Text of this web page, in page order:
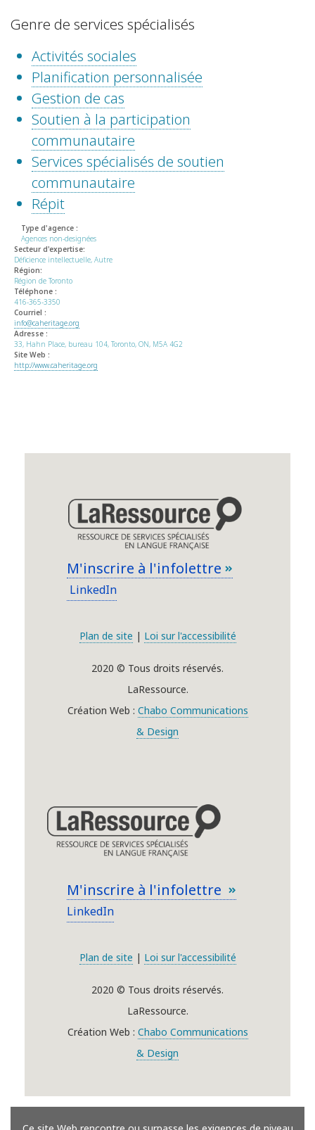
Genre de services spécialisés
Activités sociales
Planification personnalisée
Gestion de cas
Soutien à la participation
communautaire
Services spécialisés de soutien
communautaire
Répit
Type d'agence :
Agences non-designées
Secteur d'expertise:
Déficience intellectuelle, Autre
Région:
Région de Toronto
Téléphone :
416-365-3350
Courriel :
info@caheritage.org
Adresse :
33, Hahn Place, bureau 104, Toronto, ON, M5A 4G2
Site Web :
http://www.caheritage.org
M'inscrire à l'infolettre
LinkedIn
Plan de site | Loi sur l'accessibilité
2020 © Tous droits réservés.
LaRessource.
Création Web : Chabo Communications
& Design
M'inscrire à l'infolettre
LinkedIn
Plan de site | Loi sur l'accessibilité
2020 © Tous droits réservés.
LaRessource.
Création Web : Chabo Communications
& Design